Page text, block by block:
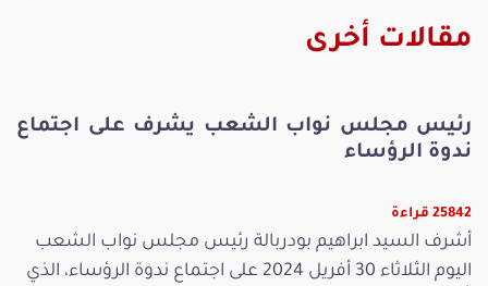
مقالات أخرى
رئيس مجلس نواب الشعب يشرف على اجتماع
ندوة الرؤساء
25842 قراءة
أشرف السيد ابراهيم بودربالة رئيس مجلس نواب الشعب
اليوم الثلاثاء 30 أفريل 2024 على اجتماع ندوة الرؤساء، الذي